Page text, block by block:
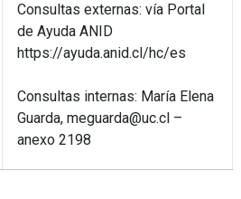
Consultas externas: vía Portal
de Ayuda ANID
https://ayuda.anid.cl/hc/es
Consultas internas: María Elena
Guarda, meguarda@uc.cl –
anexo 2198